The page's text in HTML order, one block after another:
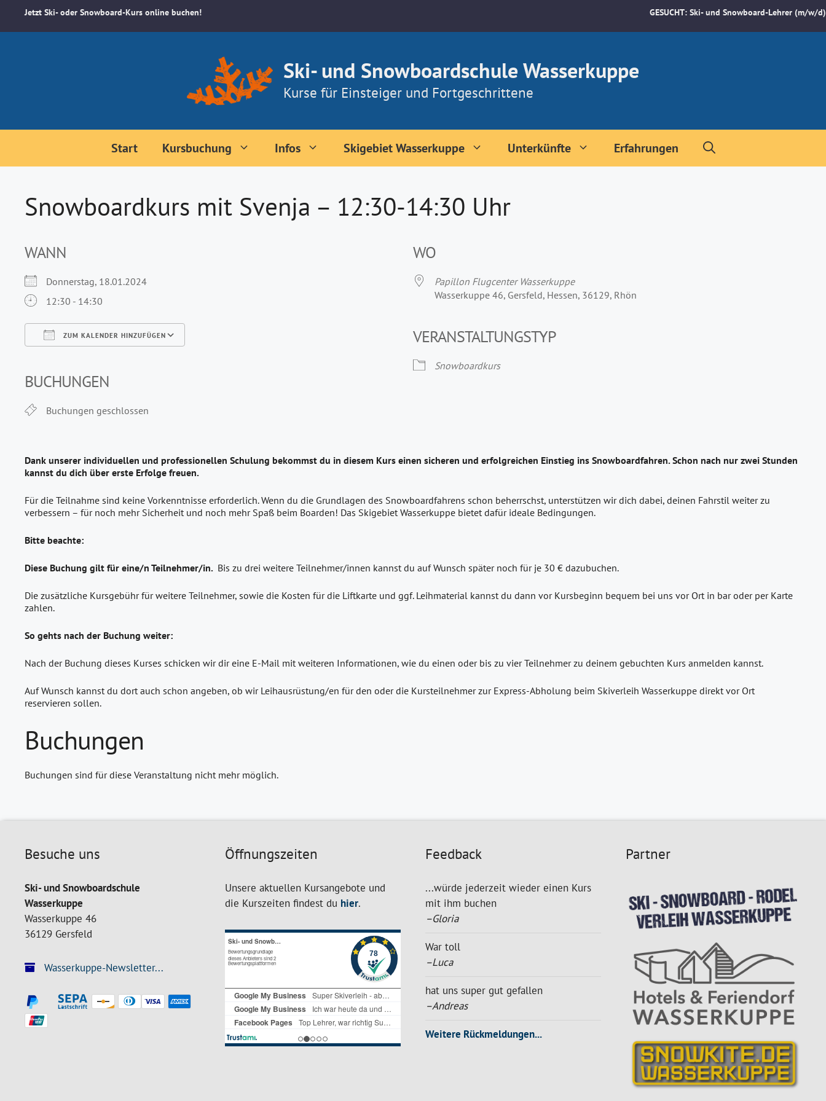
GESUCHT: Ski- und Snowboard-Lehrer (m/w/d)
Jetzt Ski- oder Snowboard-Kurs online buchen!
Ski- und Snowboardschule Wasserkuppe
Kurse für Einsteiger und Fortgeschrittene
Start Kursbuchung Infos Skigebiet Wasserkuppe Unterkünfte Erfahrungen
Snowboardkurs mit Svenja – 12:30-14:30 Uhr
WANN
Donnerstag, 18.01.2024
12:30 - 14:30
ZUM KALENDER HINZUFÜGEN
BUCHUNGEN
Buchungen geschlossen
WO
Papillon Flugcenter Wasserkuppe
Wasserkuppe 46, Gersfeld, Hessen, 36129, Rhön
VERANSTALTUNGSTYP
Snowboardkurs
Dank unserer individuellen und professionellen Schulung bekommst du in diesem Kurs einen sicheren und erfolgreichen Einstieg ins Snowboardfahren. Schon nach nur zwei Stunden
kannst du dich über erste Erfolge freuen.
Für die Teilnahme sind keine Vorkenntnisse erforderlich. Wenn du die Grundlagen des Snowboardfahrens schon beherrschst, unterstützen wir dich dabei, deinen Fahrstil weiter zu
verbessern – für noch mehr Sicherheit und noch mehr Spaß beim Boarden! Das Skigebiet Wasserkuppe bietet dafür ideale Bedingungen.
Bitte beachte:
Diese Buchung gilt für eine/n Teilnehmer/in. Bis zu drei weitere Teilnehmer/innen kannst du auf Wunsch später noch für je 30 € dazubuchen.
Die zusätzliche Kursgebühr für weitere Teilnehmer, sowie die Kosten für die Liftkarte und ggf. Leihmaterial kannst du dann vor Kursbeginn bequem bei uns vor Ort in bar oder per Karte
zahlen.
So gehts nach der Buchung weiter:
Nach der Buchung dieses Kurses schicken wir dir eine E-Mail mit weiteren Informationen, wie du einen oder bis zu vier Teilnehmer zu deinem gebuchten Kurs anmelden kannst.
Auf Wunsch kannst du dort auch schon angeben, ob wir Leihausrüstung/en für den oder die Kursteilnehmer zur Express-Abholung beim Skiverleih Wasserkuppe direkt vor Ort
reservieren sollen.
Buchungen
Buchungen sind für diese Veranstaltung nicht mehr möglich.
Besuche uns
Ski- und Snowboardschule
Wasserkuppe
Wasserkuppe 46
36129 Gersfeld
Wasserkuppe-Newsletter...
Öffnungszeiten
Unsere aktuellen Kursangebote und
die Kurszeiten findest du hier.
Feedback
...würde jederzeit wieder einen Kurs
mit ihm buchen
–Gloria
War toll
–Luca
hat uns super gut gefallen
–Andreas
Weitere Rückmeldungen...
Partner